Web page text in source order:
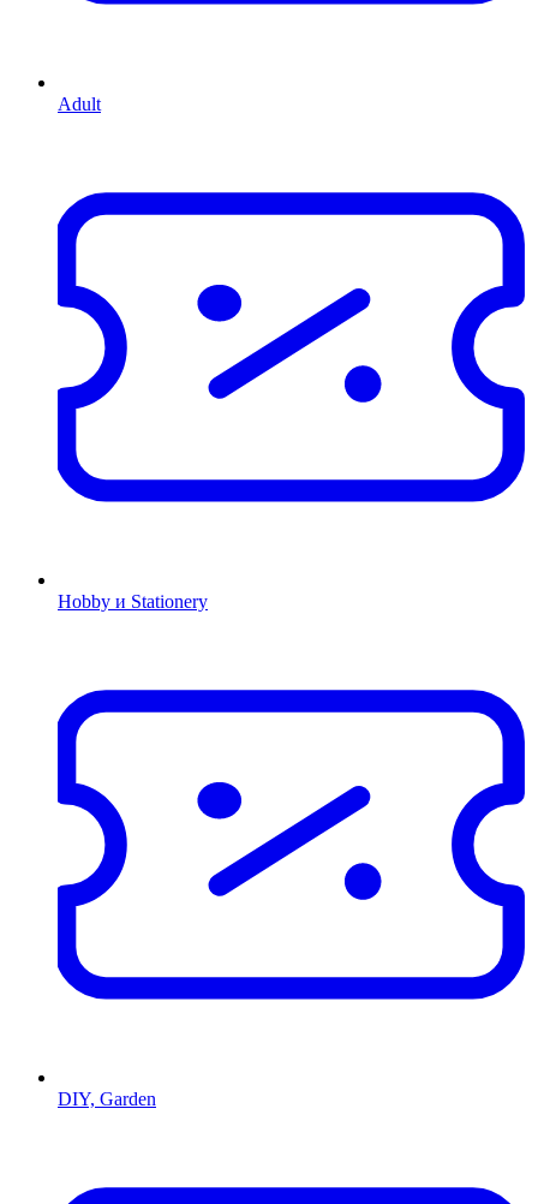
Adult
Hobby и Stationery
DIY, Garden